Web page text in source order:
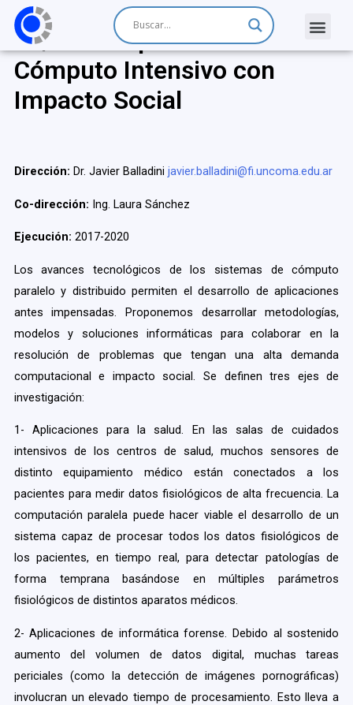
04/F013: Aplicaciones de
Cómputo Intensivo con
Impacto Social
Dirección: Dr. Javier Balladini javier.balladini@fi.uncoma.edu.ar
Co-dirección: Ing. Laura Sánchez
Ejecución: 2017-2020
Los avances tecnológicos de los sistemas de cómputo
paralelo y distribuido permiten el desarrollo de aplicaciones
antes impensadas. Proponemos desarrollar metodologías,
modelos y soluciones informáticas para colaborar en la
resolución de problemas que tengan una alta demanda
computacional e impacto social. Se definen tres ejes de
investigación:
1- Aplicaciones para la salud. En las salas de cuidados
intensivos de los centros de salud, muchos sensores de
distinto equipamiento médico están conectados a los
pacientes para medir datos fisiológicos de alta frecuencia. La
computación paralela puede hacer viable el desarrollo de un
sistema capaz de procesar todos los datos fisiológicos de
los pacientes, en tiempo real, para detectar patologías de
forma temprana basándose en múltiples parámetros
fisiológicos de distintos aparatos médicos.
2- Aplicaciones de informática forense. Debido al sostenido
aumento del volumen de datos digital, muchas tareas
periciales (como la detección de imágenes pornográficas)
involucran un elevado tiempo de procesamiento. Esto lleva a